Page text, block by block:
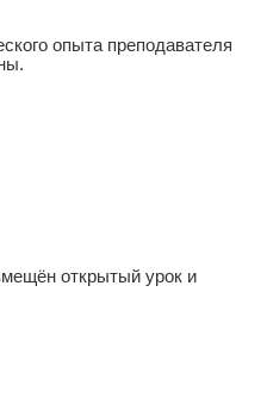
опыта преподавателя
открытый урок и